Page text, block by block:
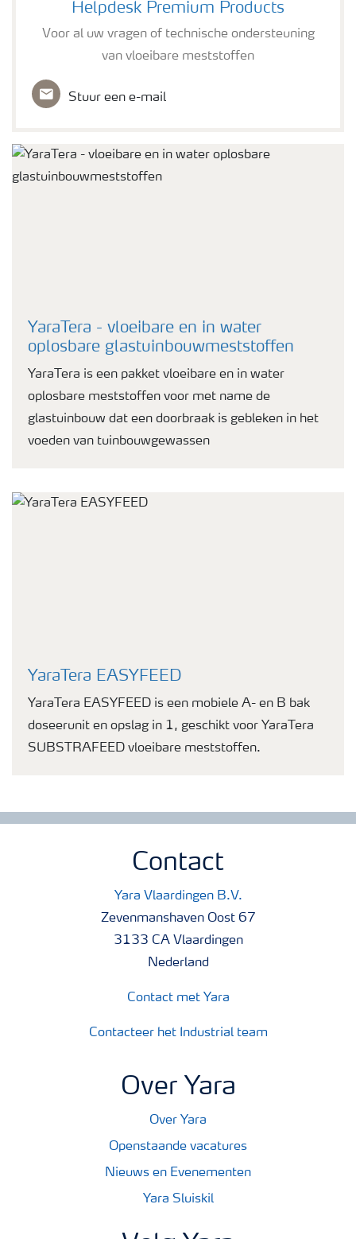
Helpdesk Premium Products
Voor al uw vragen of technische ondersteuning
van vloeibare meststoffen
Stuur een e-mail
YaraTera - vloeibare en in water
oplosbare glastuinbouwmeststoffen
YaraTera is een pakket vloeibare en in water
oplosbare meststoffen voor met name de
glastuinbouw dat een doorbraak is gebleken in het
voeden van tuinbouwgewassen
YaraTera EASYFEED
YaraTera EASYFEED is een mobiele A- en B bak
doseerunit en opslag in 1, geschikt voor YaraTera
SUBSTRAFEED vloeibare meststoffen.
Contact
Yara Vlaardingen B.V.
Zevenmanshaven Oost 67
3133 CA Vlaardingen
Nederland
Contact met Yara
Contacteer het Industrial team
Over Yara
Over Yara
Openstaande vacatures
Nieuws en Evenementen
Yara Sluiskil